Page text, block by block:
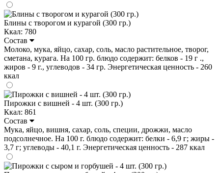
Блины с творогом и курагой (300 гр.)
Ккал: 780
Состав
Молоко, мука, яйцо, сахар, соль, масло растительное, творог,
сметана, курага. На 100 гр. блюдо содержит: белков - 19 г .,
жиров - 9 г., углеводов - 34 гр. Энергетическая ценность - 260
ккал
Пирожки с вишней - 4 шт. (300 гр.)
Ккал: 861
Состав
Мука, яйцо, вишня, сахар, соль, специи, дрожжи, масло
подсолнечное. На 100 г. блюдо содержит: белки - 6,9 г; жиры -
3,7 г; углеводы - 40,1 г. Энергетическая ценность - 287 ккал